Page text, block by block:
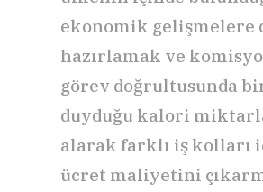
ekonomik gelişmelere
hazırlamak ve
görev doğrultusunda
duyduğu kalori
alarak farklı iş kolları
ücret maliyetini